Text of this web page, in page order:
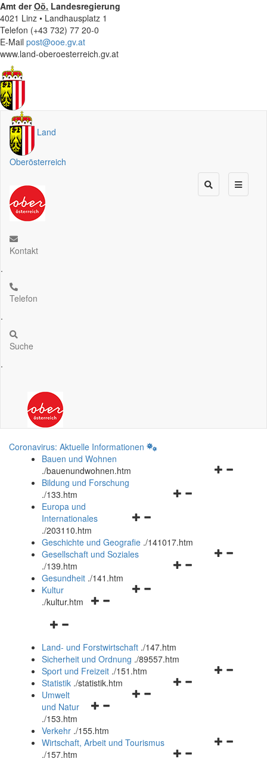
Amt derOö. Landesregierung
4021 Linz • Landhausplatz 1
Telefon (+43 732) 77 20-0
E-Mail post@ooe.gv.at
www.land-oberoesterreich.gv.at
Land
Oberösterreich
Kontakt
.
Telefon
.
Suche
.
Coronavirus: Aktuelle Informationen
Bauen und Wohnen
./bauenundwohnen.htm
Navigationsmenü
Bildung und Forschung
./133.htm
Navigationsmenü
und
schließen
Europa und
Internationales
./203110.htm
Geschichte und Geografie ./141017.htm
Navigationsmenü
Gesellschaft und Soziales
./139.htm
Navigationsmenü
Gesundheit ./141.htm
Navigationsmenü
Kultur
./kultur.htm
Navigationsmenü
und
schließen
Land- und Forstwirtschaft ./147.htm
Sicherheit und Ordnung ./89557.htm
Navigationsmenü
Sport und Freizeit ./151.htm
Navigationsmenü
Statistik ./statistik.htm
Navigationsmenü
und
schließen
Umwelt
und Natur
./153.htm
Verkehr ./155.htm
Navigationsmenü
Wirtschaft, Arbeit und Tourismus
./157.htm